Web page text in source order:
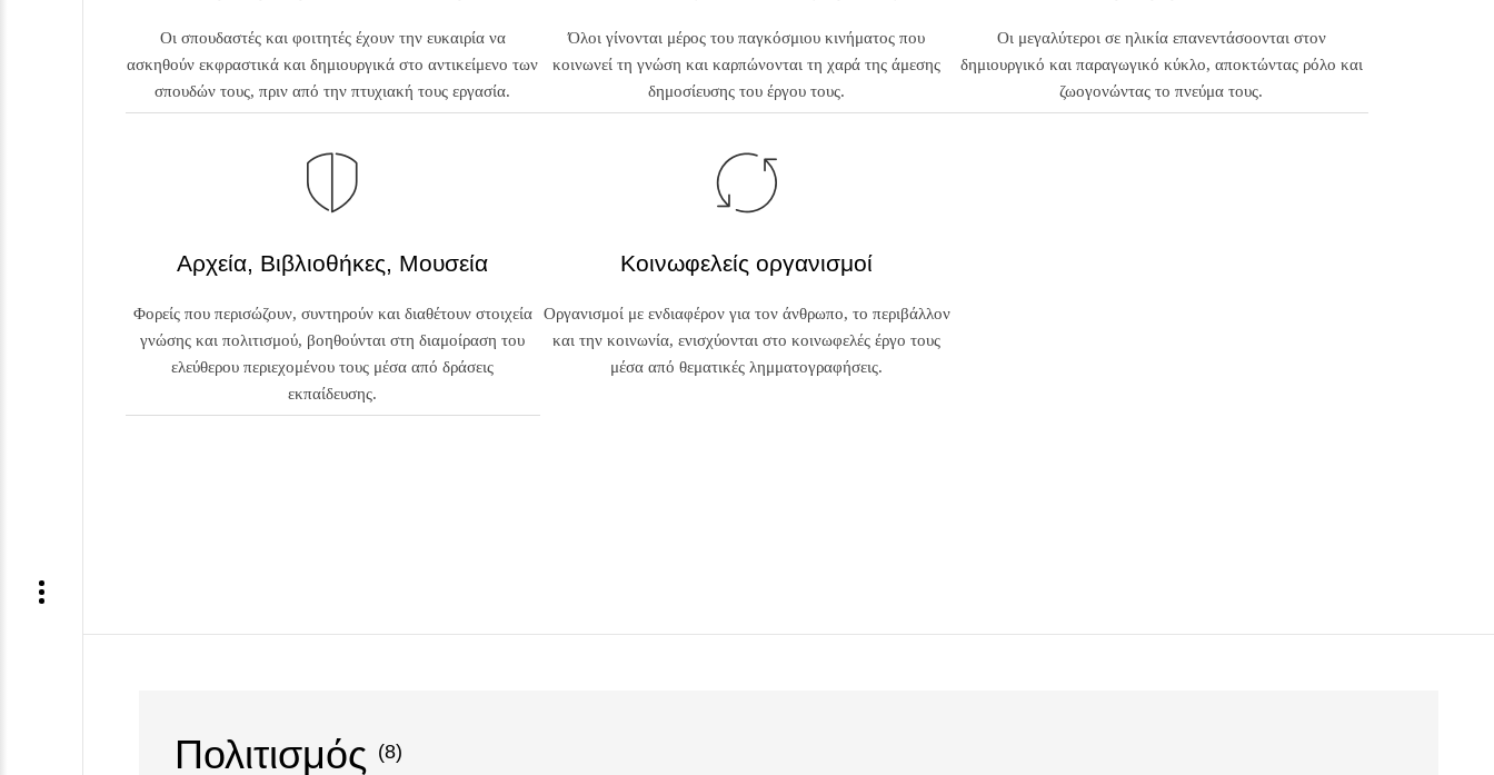
Οι σπουδαστές και φοιτητές έχουν την ευκαιρία να
ασκηθούν εκφραστικά και δημιουργικά στο αντικείμενο των
σπουδών τους, πριν από την πτυχιακή τους εργασία.
Όλοι γίνονται μέρος του παγκόσμιου κινήματος που
κοινωνεί τη γνώση και καρπώνονται τη χαρά της άμεσης
δημοσίευσης του έργου τους.
Οι μεγαλύτεροι σε ηλικία επανεντάσοονται στον
δημιουργικό και παραγωγικό κύκλο, αποκτώντας ρόλο και
ζωογονώντας το πνεύμα τους.
Αρχεία, Βιβλιοθήκες, Μουσεία
Φορείς που περισώζουν, συντηρούν και διαθέτουν στοιχεία
γνώσης και πολιτισμού, βοηθούνται στη διαμοίραση του
ελεύθερου περιεχομένου τους μέσα από δράσεις
εκπαίδευσης.
Κοινωφελείς οργανισμοί
Οργανισμοί με ενδιαφέρον για τον άνθρωπο, το περιβάλλον
και την κοινωνία, ενισχύονται στο κοινωφελές έργο τους
μέσα από θεματικές λημματογραφήσεις.
Πολιτισμός (8)